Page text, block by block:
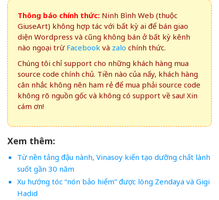
Thông báo chính thức: Ninh Bình Web (thuộc
GiuseArt) không hợp tác với bất kỳ ai để bán giao
diện Wordpress và cũng không bán ở bất kỳ kênh
nào ngoại trừ Facebook và zalo chính thức.
Chúng tôi chỉ support cho những khách hàng mua
source code chính chủ. Tiền nào của nấy, khách hàng
cân nhắc không nên ham rẻ để mua phải source code
không rõ nguồn gốc và không có support về sau! Xin
cám ơn!
Xem thêm:
Từ nền tảng đậu nành, Vinasoy kiến tạo dưỡng chất lành
suốt gần 30 năm
Xu hướng tóc “nón bảo hiểm” được lòng Zendaya và Gigi
Hadid